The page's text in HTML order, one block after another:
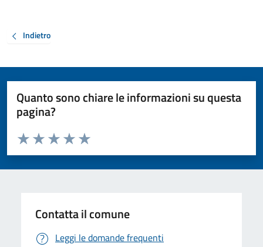
Indietro
Quanto sono chiare le informazioni su questa
pagina?
Valuta da 1 a 5 stelle la pagina
Valuta 5 stelle su 5
Valuta 4 stelle su 5
Valuta 3 stelle su 5
Valuta 2 stelle su 5
Valuta 1 stelle su 5
Contatta il comune
Leggi le domande frequenti